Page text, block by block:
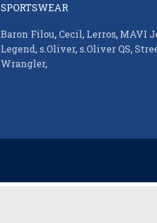
SPORTSWEAR
Baron Filou, Cecil, Lerros, MAVI
Legend, s.Oliver, s.Oliver QS,
Wrangler,